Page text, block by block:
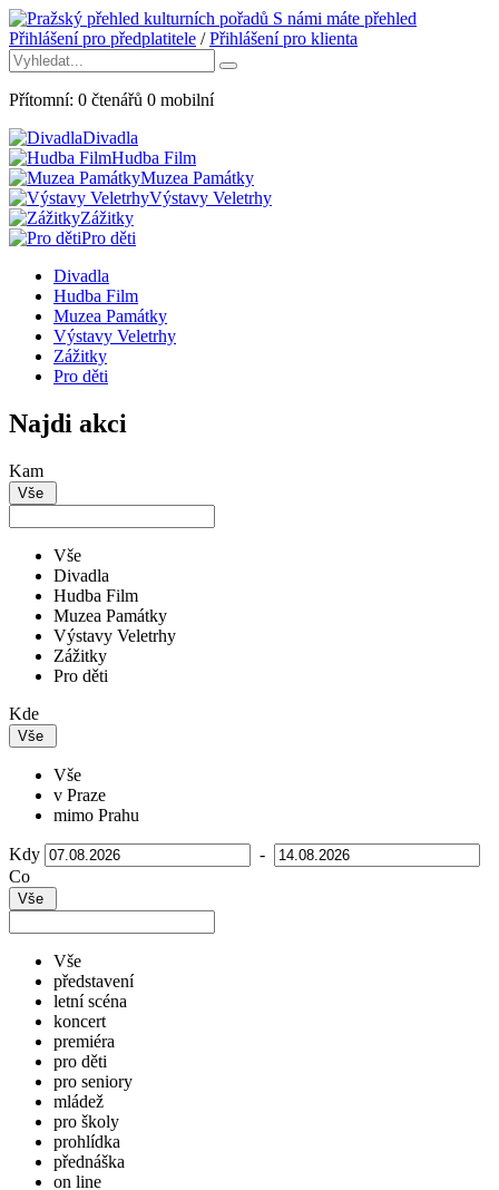
S námi máte přehled
Přihlášení pro předplatitele /Přihlášení pro klienta
Přítomní: 0 čtenářů 0 mobilní
Divadla
Hudba Film
Muzea Památky
Výstavy Veletrhy
Zážitky
Pro děti
Divadla
Hudba Film
Muzea Památky
Výstavy Veletrhy
Zážitky
Pro děti
Najdi akci
Kam
Vše
Vše
Divadla
Hudba Film
Muzea Památky
Výstavy Veletrhy
Zážitky
Pro děti
Kde
Vše
Vše
v Praze
mimo Prahu
Kdy
-
Co
Vše
Vše
představení
letní scéna
koncert
premiéra
pro děti
pro seniory
mládež
pro školy
prohlídka
přednáška
on line